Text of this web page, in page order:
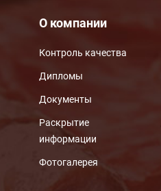
О компании
Контроль качества
Дипломы
Документы
Раскрытие
информации
Фотогалерея